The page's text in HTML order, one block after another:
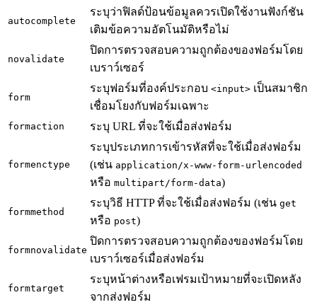
autocomplete
ระบุว่าฟิลด์ป้อนข้อมูลควรเปิดใช้งานฟังก์ชัน
เติมข้อความอัตโนมัติหรือไม่
novalidate
ปิดการตรวจสอบความถูกต้องของฟอร์มโดย
เบราว์เซอร์
form
ระบุฟอร์มที่องค์ประกอบ <input> เป็นสมาชิก
เชื่อมโยงกับฟอร์มเฉพาะ
formaction ระบุ URL ที่จะใช้เมื่อส่งฟอร์ม
formenctype
ระบุประเภทการเข้ารหัสที่จะใช้เมื่อส่งฟอร์ม
(เช่น application/x-www-form-urlencoded
หรือ multipart/form-data)
formmethod
ระบุวิธี HTTP ที่จะใช้เมื่อส่งฟอร์ม (เช่น get
หรือ post)
formnovalidate
ปิดการตรวจสอบความถูกต้องของฟอร์มโดย
เบราว์เซอร์เมื่อส่งฟอร์ม
formtarget
ระบุหน้าต่างหรือเฟรมเป้าหมายที่จะเปิดหลัง
จากส่งฟอร์ม